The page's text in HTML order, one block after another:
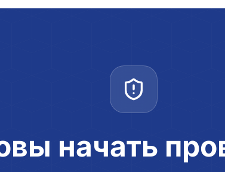
начать